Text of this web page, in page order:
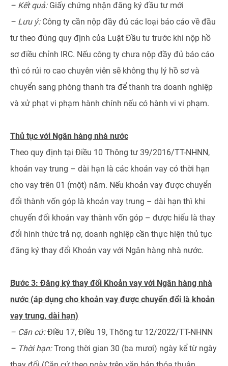
– Kết quả:Giấy chứng nhận đăng ký đầu tư mới
– Lưu ý:Công ty cần nộp đầy đủ các loại báo cáo về đầu
tư theo đúng quy định của Luật Đầu tư trước khi nộp hồ
sơ điều chỉnh IRC. Nếu công ty chưa nộp đầy đủ báo cáo
thì có rủi ro cao chuyên viên sẽ không thụ lý hồ sơ và
chuyển sang phòng thanh tra để thanh tra doanh nghiệp
và xử phạt vi phạm hành chính nếu có hành vi vi phạm.
Thủ tục với Ngân hàng nhà nước
Theo quy định tại Điều 10 Thông tư 39/2016/TT-NHNN,
khoản vay trung – dài hạn là các khoản vay có thời hạn
cho vay trên 01 (một) năm. Nếu khoản vay được chuyển
đổi thành vốn góp là khoản vay trung – dài hạn thì khi
chuyển đổi khoản vay thành vốn góp – được hiểu là thay
đổi hình thức trả nợ, doanh nghiệp cần thực hiện thủ tục
đăng ký thay đổi Khoản vay với Ngân hàng nhà nước.
Bước 3: Đăng ký thay đổi Khoản vay với Ngân hàng nhà
nước (áp dụng cho khoản vay được chuyển đổi là khoản
vay trung, dài hạn)
– Căn cứ:Điều 17, Điều 19, Thông tư 12/2022/TT-NHNN
– Thời hạn:Trong thời gian 30 (ba mươi) ngày kể từ ngày